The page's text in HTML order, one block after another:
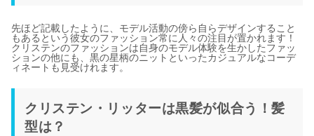
先ほど記載したように、モデル活動の傍ら自らデザインすること
もあるという彼女のファッション常に人々の注目が置かれます！
クリステンのファッションは自身のモデル体験を生かしたファッ
ションの他にも、黒の星柄のニットといったカジュアルなコーデ
ィネートも見受けれます。
クリステン・リッターは黒髪が似合う！髪
型は？